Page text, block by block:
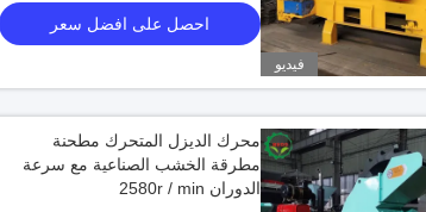
فيديو
احصل على افضل سعر
محرك الديزل المتحرك مطحنة
مطرقة الخشب الصناعية مع سرعة
الدوران 2580r / min